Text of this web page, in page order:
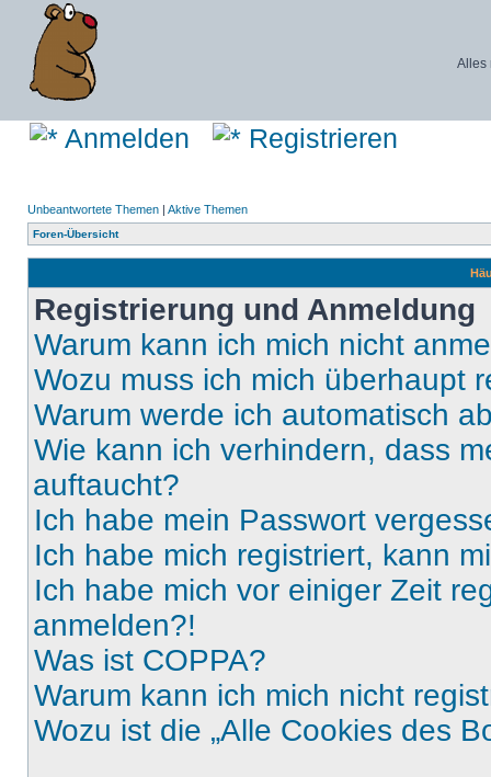
Alles
Anmelden Registrieren
Unbeantwortete Themen | Aktive Themen
Foren-Übersicht
Registrierung und Anmeldung
Warum kann ich mich nicht
Wozu muss ich mich überhaupt
Warum werde ich automatisch
Wie kann ich verhindern, dass
auftaucht?
Ich habe mein Passwort
Ich habe mich registriert, kann
Ich habe mich vor einiger Zeit
anmelden?!
Was ist COPPA?
Warum kann ich mich nicht
Wozu ist die „Alle Cookies des